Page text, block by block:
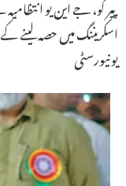
اسکریننگ میں حصہ لینے کے
یونیورسٹی